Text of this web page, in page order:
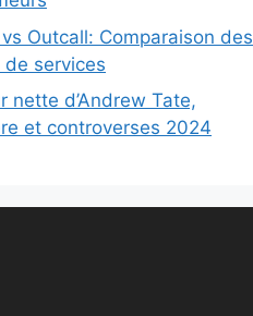
Outcall: Comparaison des
de services
nette d’Andrew Tate,
et controverses 2024